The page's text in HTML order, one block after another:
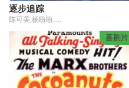
逐步追踪
喜剧片